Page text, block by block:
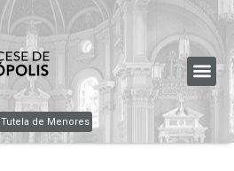
Tutela de Menores